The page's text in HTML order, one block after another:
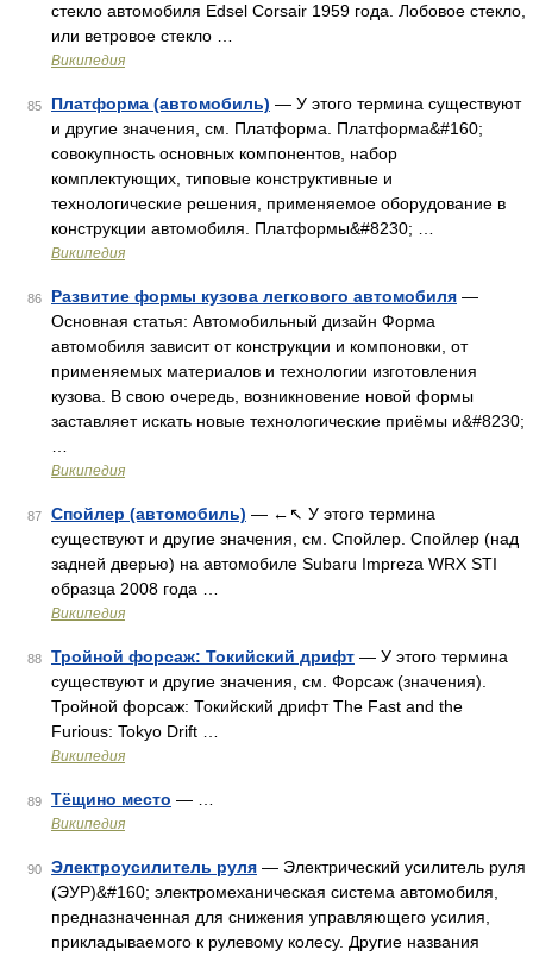
стекло автомобиля Edsel Corsair 1959 года. Лобовое стекло,
или ветровое стекло …
Википедия
85 Платформа (автомобиль) — У этого термина существуют
и другие значения, см. Платформа. Платформа&#160;
совокупность основных компонентов, набор
комплектующих, типовые конструктивные и
технологические решения, применяемое оборудование в
конструкции автомобиля. Платформы&#8230; …
Википедия
86 Развитие формы кузова легкового автомобиля —
Основная статья: Автомобильный дизайн Форма
автомобиля зависит от конструкции и компоновки, от
применяемых материалов и технологии изготовления
кузова. В свою очередь, возникновение новой формы
заставляет искать новые технологические приёмы и&#8230;
Википедия
87 Спойлер (автомобиль) — ←↖ У этого термина
существуют и другие значения, см. Спойлер. Спойлер (над
задней дверью) на автомобиле Subaru Impreza WRX STI
образца 2008 года …
Википедия
88 Тройной форсаж: Токийский дрифт — У этого термина
существуют и другие значения, см. Форсаж (значения).
Тройной форсаж: Токийский дрифт The Fast and the
Furious: Tokyo Drift …
Википедия
89 Тёщино место — …
Википедия
90 Электроусилитель руля — Электрический усилитель руля
(ЭУР)&#160; электромеханическая система автомобиля,
предназначенная для снижения управляющего усилия,
прикладываемого к рулевому колесу. Другие названия